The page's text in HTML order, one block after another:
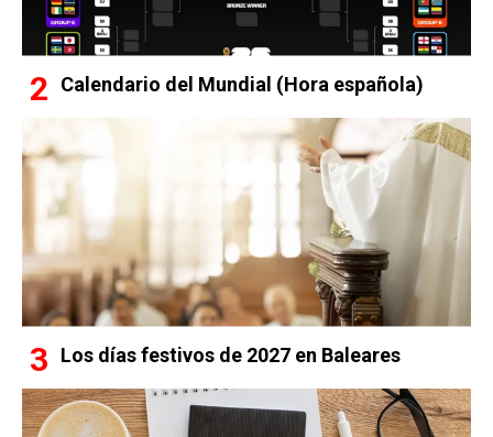
Calendario del Mundial (Hora española)
Los días festivos de 2027 en Baleares